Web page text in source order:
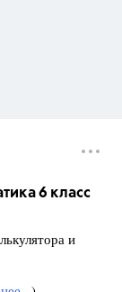
6 класс
и